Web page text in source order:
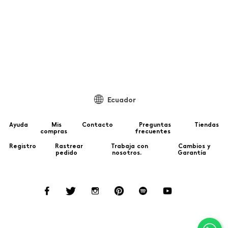
Ecuador
Ayuda
Mis
compras
Contacto
Preguntas
frecuentes
Tiendas
Registro
Rastrear
pedido
Trabaja con
nosotros.
Cambios y
Garantía